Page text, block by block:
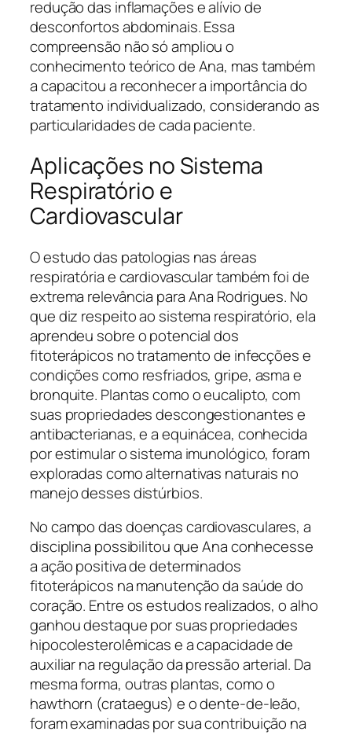
redução das inflamações e alívio de
desconfortos abdominais. Essa
compreensão não só ampliou o
conhecimento teórico de Ana, mas também
a capacitou a reconhecer a importância do
tratamento individualizado, considerando as
particularidades de cada paciente.
Aplicações no Sistema
Respiratório e
Cardiovascular
O estudo das patologias nas áreas
respiratória e cardiovascular também foi de
extrema relevância para Ana Rodrigues. No
que diz respeito ao sistema respiratório, ela
aprendeu sobre o potencial dos
fitoterápicos no tratamento de infecções e
condições como resfriados, gripe, asma e
bronquite. Plantas como o eucalipto, com
suas propriedades descongestionantes e
antibacterianas, e a equinácea, conhecida
por estimular o sistema imunológico, foram
exploradas como alternativas naturais no
manejo desses distúrbios.
No campo das doenças cardiovasculares, a
disciplina possibilitou que Ana conhecesse
a ação positiva de determinados
fitoterápicos na manutenção da saúde do
coração. Entre os estudos realizados, o alho
ganhou destaque por suas propriedades
hipocolesterolêmicas e a capacidade de
auxiliar na regulação da pressão arterial. Da
mesma forma, outras plantas, como o
hawthorn (crataegus) e o dente-de-leão,
foram examinadas por sua contribuição na